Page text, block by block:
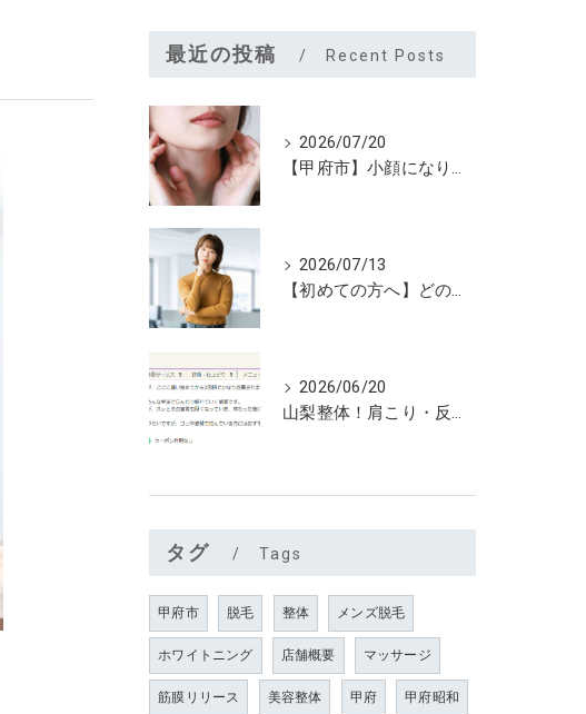
最近の投稿 Recent Posts
2026/07/20
【甲府市】小顔になりたいなら夏こそユルーフがおすすめ！たるみケアは早めが大切
2026/07/13
【初めての方へ】どのメニューを選べばいいのか迷っていませんか？
2026/06/20
山梨整体！肩こり・反り腰が3回で劇的改善…ゴリゴリ揉まない最新筋膜整体
タグ Tags
甲府市 脱毛 整体 メンズ脱毛
ホワイトニング 店舗概要 マッサージ
筋膜リリース 美容整体 甲府 甲府昭和